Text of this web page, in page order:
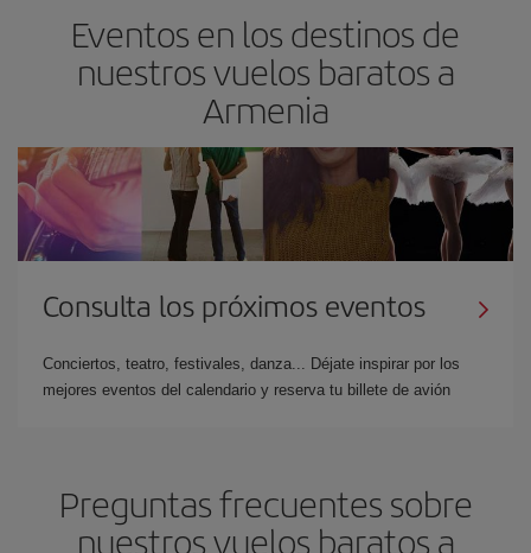
Eventos en los destinos de
nuestros vuelos baratos a
Armenia
Consulta los próximos eventos
Conciertos, teatro, festivales, danza... Déjate inspirar por los
mejores eventos del calendario y reserva tu billete de avión
Preguntas frecuentes sobre
nuestros vuelos baratos a